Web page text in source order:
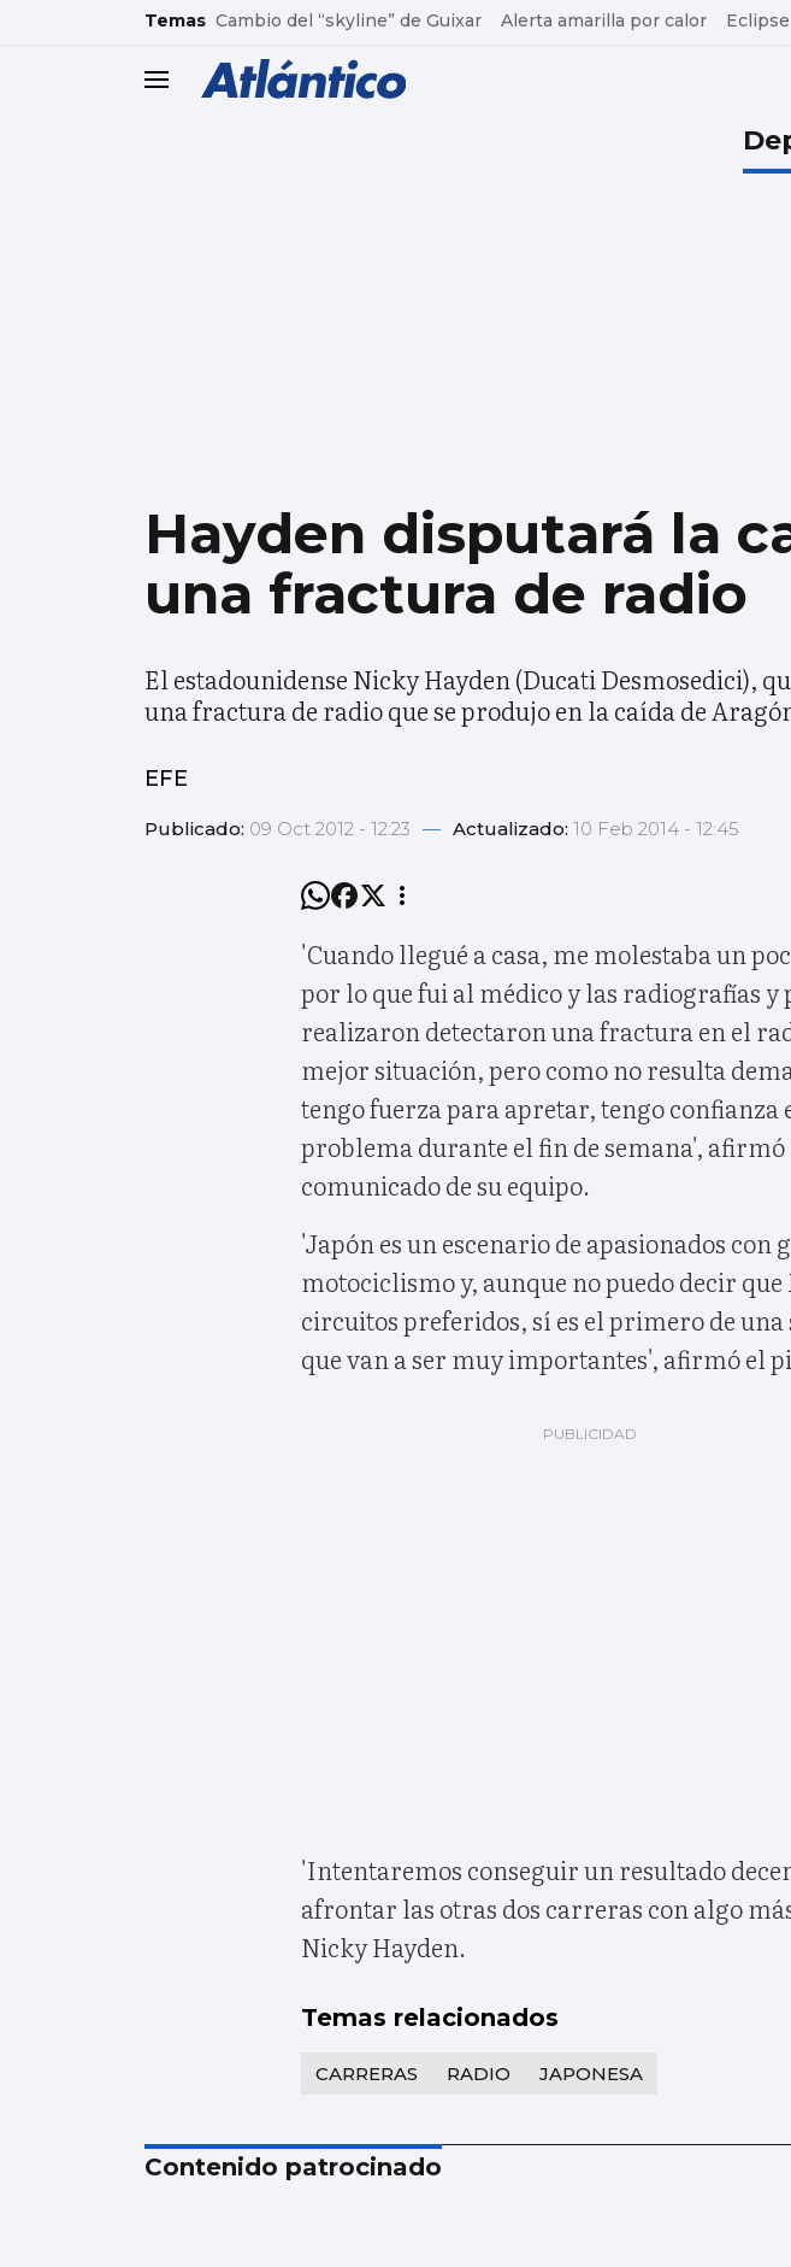
common.go-to-content
Temas Cambio del “skyline” de Guixar Alerta amarilla por calor Eclipse
header.menu.open
Hayden disputará la
una fractura de radio
El estadounidense Nicky Hayden (Ducati Desmosedici),
una fractura de radio que se produjo en la caída de
EFE
Publicado: 09 Oct 2012 - 12:23 — Actualizado: 10 Feb 2014 - 12:45
'Cuando llegué a casa, me molestaba un
por lo que fui al médico y las radiografías y
realizaron detectaron una fractura en el
mejor situación, pero como no resulta
tengo fuerza para apretar, tengo confianza
problema durante el fin de semana', afirmó
comunicado de su equipo.
'Japón es un escenario de apasionados
motociclismo y, aunque no puedo decir que
circuitos preferidos, sí es el primero de
que van a ser muy importantes', afirmó el
'Intentaremos conseguir un resultado
afrontar las otras dos carreras con algo
Nicky Hayden.
Temas relacionados
CARRERAS RADIO JAPONESA
Contenido patrocinado